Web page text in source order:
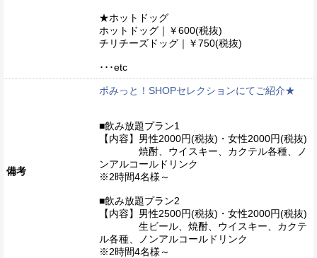
★ホットドッグ
ホットドッグ｜￥600(税抜)
チリチーズドッグ｜￥750(税抜)
･･･etc
備考
ポみっと！SHOPセレクションにてご紹介★
■飲み放題プラン1
【内容】男性2000円(税抜)・女性2000円(税抜)
焼酎、ウイスキー、カクテル各種、ノ
ンアルコールドリンク
※2時間4名様～
■飲み放題プラン2
【内容】男性2500円(税抜)・女性2000円(税抜)
生ビール、焼酎、ウイスキー、カクテ
ル各種、ノンアルコールドリンク
※2時間4名様～